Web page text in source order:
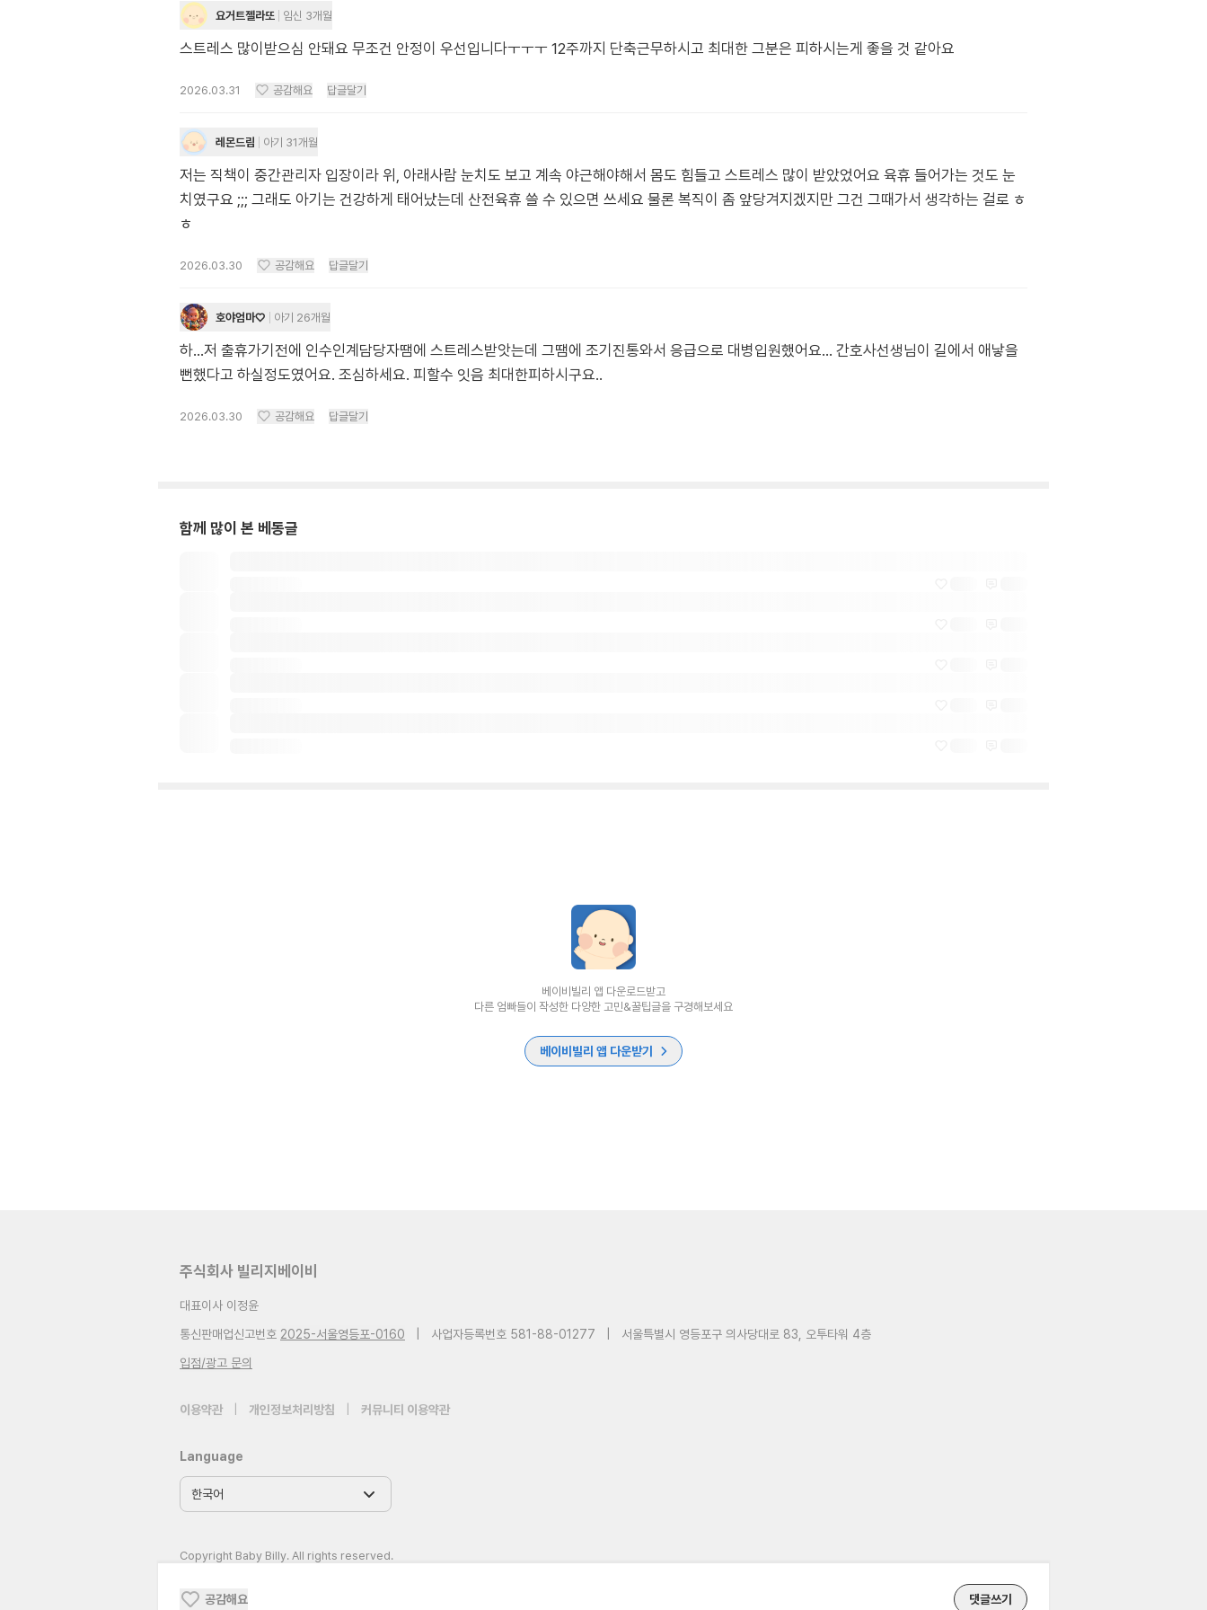
요거트젤라또 임신 3개월
스트레스 많이받으심 안돼요 무조건 안정이 우선입니다ㅜㅜㅜ 12주까지 단축근무하시고 최대한 그분은 피하시는게 좋을 것 같아요
2026.03.31 공감해요 답글달기
레몬드림 아기 31개월
저는 직책이 중간관리자 입장이라 위, 아래사람 눈치도 보고 계속 야근해야해서 몸도 힘들고 스트레스 많이 받았었어요 육휴 들어가는 것도 눈
치였구요 ;;; 그래도 아기는 건강하게 태어났는데 산전육휴 쓸 수 있으면 쓰세요 물론 복직이 좀 앞당겨지겠지만 그건 그때가서 생각하는 걸로 ㅎ
ㅎ
2026.03.30 공감해요 답글달기
호야엄마♡ 아기 26개월
하...저 출휴가기전에 인수인계담당자땜에 스트레스받앗는데 그땜에 조기진통와서 응급으로 대병입원했어요... 간호사선생님이 길에서 애낳을
뻔했다고 하실정도였어요. 조심하세요. 피할수 잇음 최대한피하시구요..
2026.03.30 공감해요 답글달기
함께 많이 본 베동글
공감해요 댓글쓰기
베이비빌리 앱 다운로드받고
다른 엄빠들이 작성한 다양한 고민&꿀팁글을 구경해보세요
베이비빌리 앱 다운받기
주식회사 빌리지베이비
대표이사 이정윤
통신판매업신고번호 2025-서울영등포-0160 사업자등록번호 581-88-01277
서울특별시 영등포구 의사당대로 83, 오투타워 4층
입점/광고 문의
이용약관 개인정보처리방침 커뮤니티 이용약관
Language
Copyright Baby Billy. All rights reserved.